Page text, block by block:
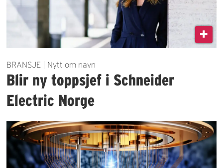
BRANSJE | Nytt om navn
Blir ny toppsjef i Schneider
Electric Norge